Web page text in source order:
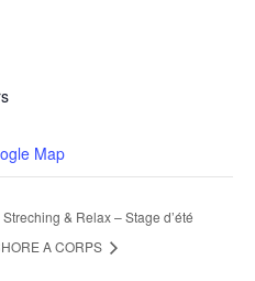
Map
Streching & Relax – Stage d’été
A CORPS